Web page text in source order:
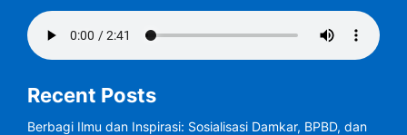
Recent Posts
Berbagi Ilmu dan Inspirasi: Sosialisasi Damkar, BPBD, dan